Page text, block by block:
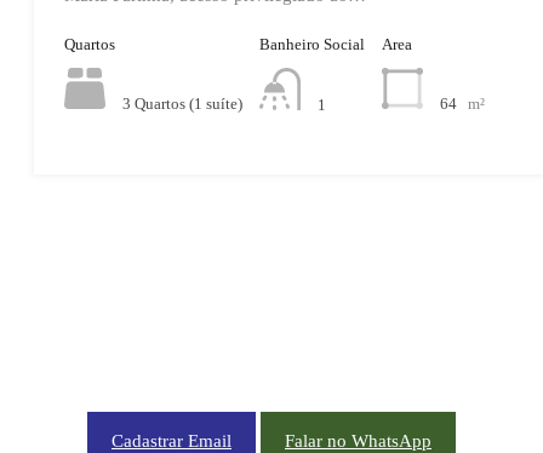
Quartos
3 Quartos (1 suíte)
Banheiro Social
1
Area
64 m²
Cadastrar Email Falar no WhatsApp